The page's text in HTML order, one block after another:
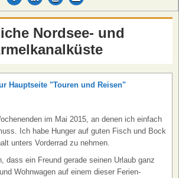
Nordsee- und
Hauptseite "Touren und Reisen"
im Mai 2015, an denen ich einfach
Ich habe Hunger auf guten Fisch und Bock
unters Vorderrad zu nehmen.
dass ein Freund gerade seinen Urlaub ganz
Wohnwagen auf einem dieser Ferien-